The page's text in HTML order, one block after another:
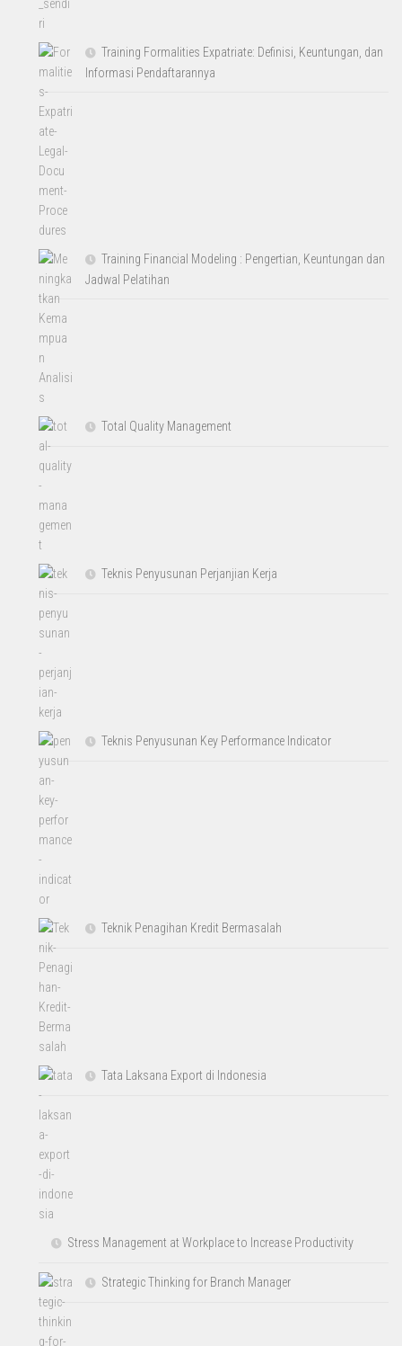
Training Formalities Expatriate: Definisi, Keuntungan, dan
Informasi Pendaftarannya
Training Financial Modeling : Pengertian, Keuntungan dan
Jadwal Pelatihan
Total Quality Management
Teknis Penyusunan Perjanjian Kerja
Teknis Penyusunan Key Performance Indicator
Teknik Penagihan Kredit Bermasalah
Tata Laksana Export di Indonesia
Stress Management at Workplace to Increase Productivity
Strategic Thinking for Branch Manager